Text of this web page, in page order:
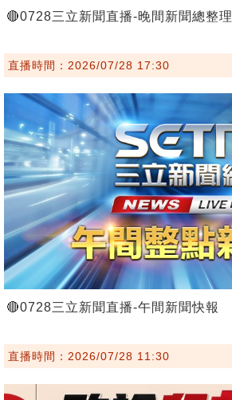
🔴0728三立新聞直播-晚間新聞總整理
直播時間：2026/07/28 17:30
🔴0728三立新聞直播-午間新聞快報
直播時間：2026/07/28 11:30